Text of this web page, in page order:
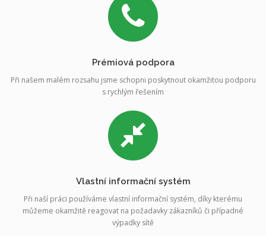
Prémiová podpora
Při našem malém rozsahu jsme schopni poskytnout okamžitou podporu
s rychlým řešením
Vlastní informační systém
Při naší práci používáme vlastní informační systém, díky kterému
můžeme okamžitě reagovat na požadavky zákazníků či případné
výpadky sítě